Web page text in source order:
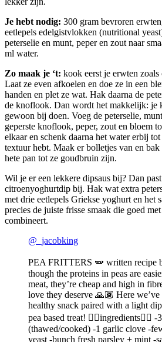
Je hebt nodig: 300 gram bevroren
eetlepels edelgistvlokken (nutritional
peterselie en munt, peper en zout naar
ml water.
Zo maak je ‘t: kook eerst je erwten
Laat ze even afkoelen en doe ze in een
handen en plet ze wat. Hak daarna de
de knoflook. Dan wordt het makkelijk: je
gewoon bij doen. Voeg de peterselie,
geperste knoflook, peper, zout en bloem
elkaar en schenk daarna het water erbij
textuur hebt. Maak er bolletjes van en
hete pan tot ze goudbruin zijn.
Wil je er een lekkere dipsaus bij? Dan
citroenyoghurtdip bij. Hak wat extra
met drie eetlepels Griekse yoghurt en het
precies de juiste frisse smaak die goed
combineert.
@_jacobking
PEA FRITTERS 🫛 written recipe
though the proteins in peas are
meat, they’re cheap and high in
love they deserve 🙏🏾 Here we’ve
healthy snack paired with a light
pea based treat! 👇🏾ingredients👇🏾
(thawed/cooked) -1 garlic clove -
yeast -bunch fresh parsley + mint -